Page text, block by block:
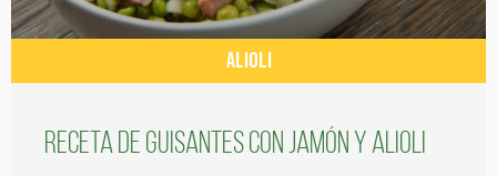
ALIOLI
Receta de guisantes con jamón y alioli